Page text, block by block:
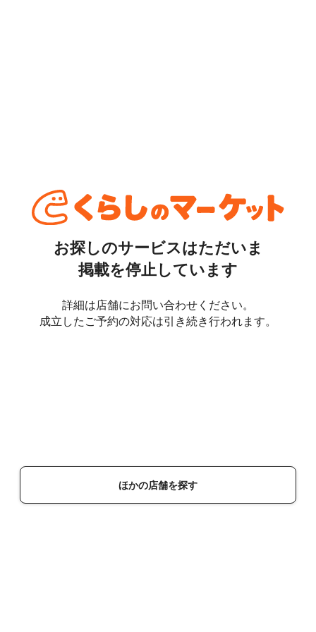
お探しのサービスはただいま
掲載を停止しています
詳細は店舗にお問い合わせください。
成立したご予約の対応は引き続き行われます。
ほかの店舗を探す